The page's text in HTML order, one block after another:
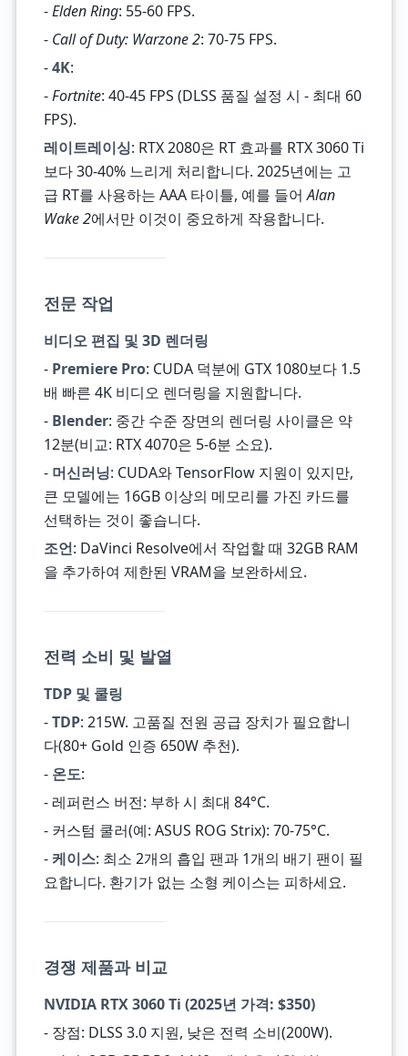
-Elden Ring: 55-60 FPS.
- Call of Duty: Warzone 2: 70-75 FPS.
-4K:
-Fortnite: 40-45 FPS (DLSS 품질 설정 시 - 최대 60
FPS).
레이트레이싱: RTX 2080은 RT 효과를 RTX 3060 Ti
보다 30-40% 느리게 처리합니다. 2025년에는 고
급 RT를 사용하는 AAA 타이틀, 예를 들어Alan
Wake 2에서만 이것이 중요하게 작용합니다.
전문 작업
비디오 편집 및 3D 렌더링
- Premiere Pro: CUDA 덕분에 GTX 1080보다 1.5
배 빠른 4K 비디오 렌더링을 지원합니다.
- Blender: 중간 수준 장면의 렌더링 사이클은 약
12분(비교: RTX 4070은 5-6분 소요).
- 머신러닝: CUDA와 TensorFlow 지원이 있지만,
큰 모델에는 16GB 이상의 메모리를 가진 카드를
선택하는 것이 좋습니다.
조언: DaVinci Resolve에서 작업할 때 32GB RAM
을 추가하여 제한된 VRAM을 보완하세요.
전력 소비 및 발열
TDP 및 쿨링
-TDP: 215W. 고품질 전원 공급 장치가 필요합니
다(80+ Gold 인증 650W 추천).
- 온도:
- 레퍼런스 버전: 부하 시 최대 84°C.
- 커스텀 쿨러(예: ASUS ROG Strix): 70-75°C.
-케이스: 최소 2개의 흡입 팬과 1개의 배기 팬이 필
요합니다. 환기가 없는 소형 케이스는 피하세요.
경쟁 제품과 비교
NVIDIA RTX 3060 Ti (2025년 가격: $350)
- 장점: DLSS 3.0 지원, 낮은 전력 소비(200W).